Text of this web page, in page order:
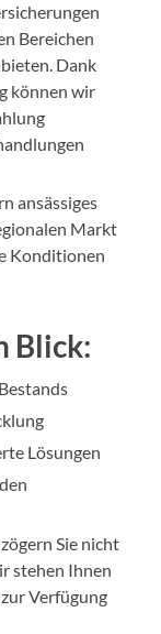
Bereichen
Dank
können wir
ansässiges
Markt
Konditionen
Blick:
Lösungen
Sie nicht
stehen Ihnen
Verfügung